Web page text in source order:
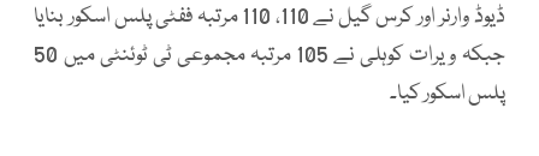
ڈیوڈ وارنر اور کرس گیل نے 110، 110 مرتبہ ففٹی پلس اسکور بنایا
جبکہ ویرات کوہلی نے 105 مرتبہ مجموعی ٹی ٹوئنٹی میں 50
پلس اسکور کیا۔